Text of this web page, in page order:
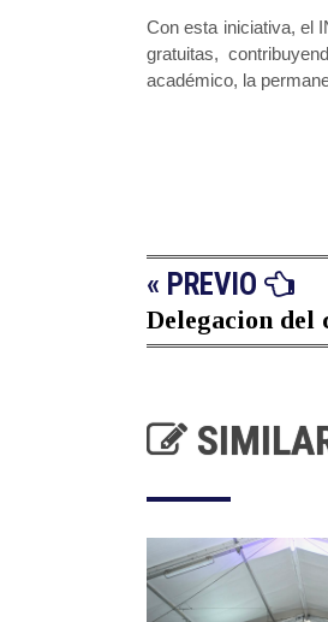
Con esta iniciativa, el
gratuitas,
académico, la
« PREVIO
Delegacion del